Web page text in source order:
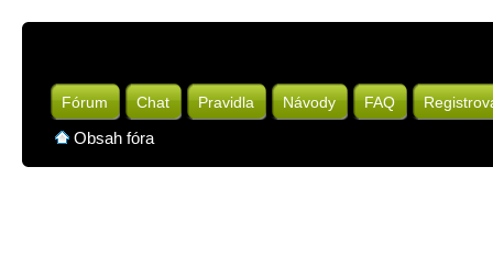
Fórum Chat Pravidla Návody FAQ
Obsah fóra